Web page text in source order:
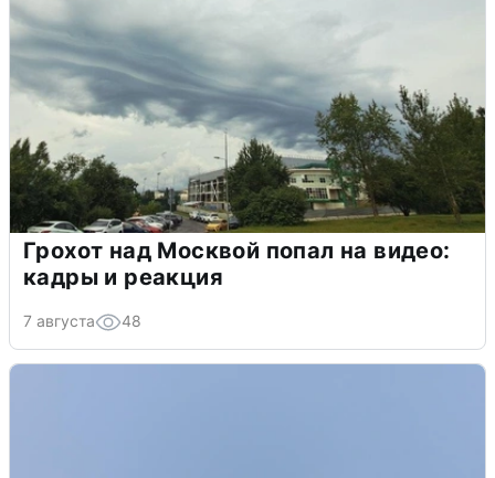
Грохот над Москвой попал на видео:
кадры и реакция
7 августа 48